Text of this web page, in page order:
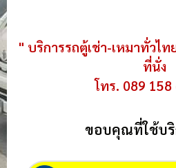
" บริการรถตู้เช่า-เหมาทั่วไ
ที่นั่ง
โทร. 089 158
ขอบคุณที่ใช้บริ